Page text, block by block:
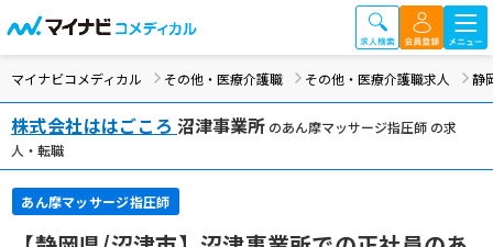
マイナビコメディカル その他・医療介護職 その他・医療介護職求人 静
株式会社ははごころ 沼津事業所 のあん摩マッサージ指圧師 の求
人・転職
あん摩マッサージ指圧師